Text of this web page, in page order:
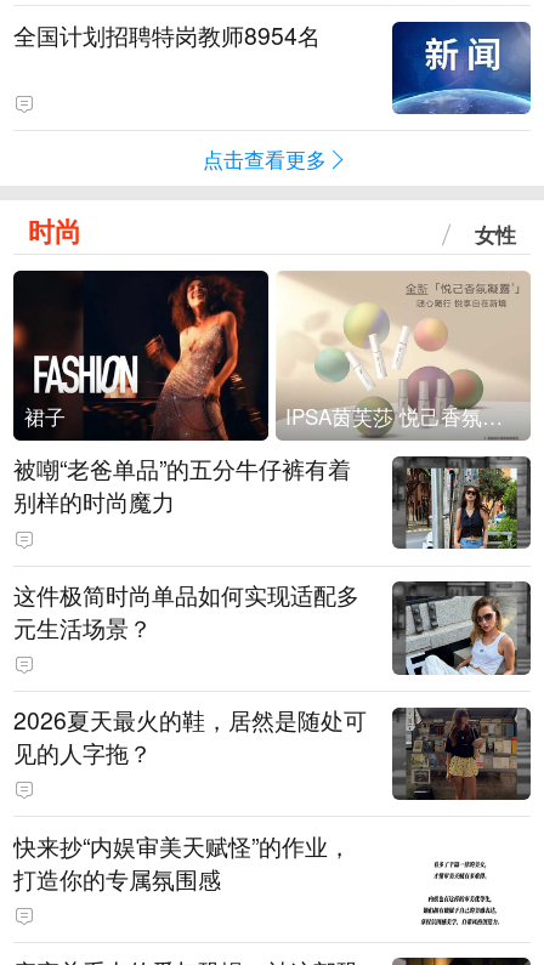
全国计划招聘特岗教师8954名
点击查看更多
时尚 女性
裙子 IPSA茵芙莎 悦己香氛凝露上市
被嘲“老爸单品”的五分牛仔裤有着
别样的时尚魔力
这件极简时尚单品如何实现适配多
元生活场景？
2026夏天最火的鞋，居然是随处可
见的人字拖？
快来抄“内娱审美天赋怪”的作业，
打造你的专属氛围感